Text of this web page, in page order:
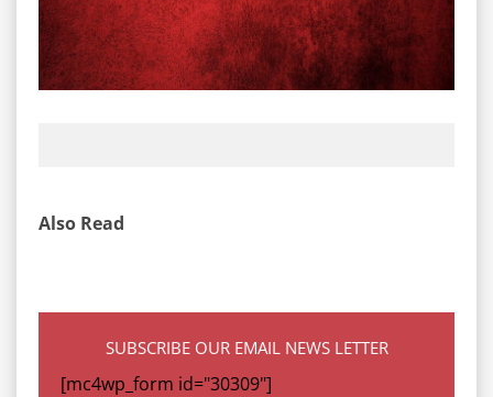
Also Read
SUBSCRIBE OUR EMAIL NEWS LETTER
[mc4wp_form id="30309"]